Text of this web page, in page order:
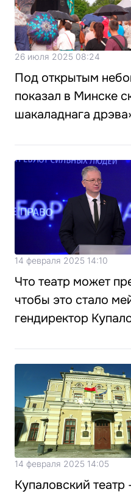
26 июля 2025 08:24
Под открытым
показал в Минске
шакаладнага
14 февраля 2025 14:10
Что театр может
чтобы это стало
гендиректор
14 февраля 2025 14:05
Купаловский театр